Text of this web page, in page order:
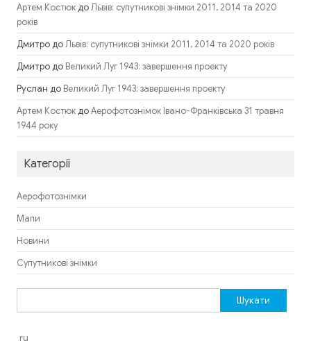
Артем КостюкдоЛьвів: супутникові знімки 2011, 2014 та 2020
років
ДмитродоЛьвів: супутникові знімки 2011, 2014 та 2020 років
Дмитродо Великий Луг 1943: завершення проекту
Руслан до Великий Луг 1943: завершення проекту
Артем КостюкдоАерофотознімок Івано-Франківська 31 травня
1944 року
Категорії
Аерофотознімки
Мапи
Новини
Супутникові знімки
ru